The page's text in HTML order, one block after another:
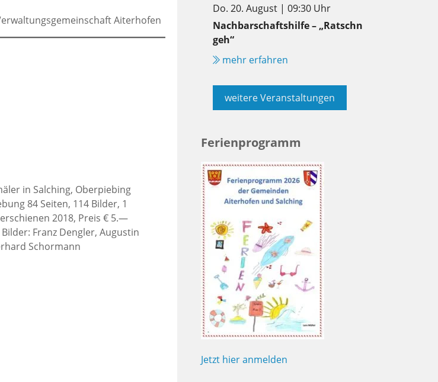
Aiterhofen
in Salching, Oberpiebing
84 Seiten, 114 Bilder, 1
2018, Preis € 5.—
Franz Dengler, Augustin
Schormann
Do. 20. August | 09:30 Uhr
Nachbarschaftshilfe – „Ratschn
geh“
mehr erfahren
weitere Veranstaltungen
Ferienprogramm
Jetzt hier anmelden